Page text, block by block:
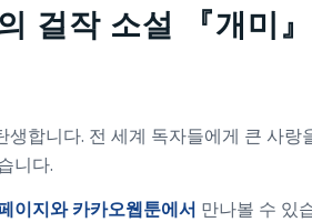
걸작 소설 『개미
합니다. 전 세계 독자들에게 큰 사
니다.
이지와 카카오웹툰에서 만나볼 수 있